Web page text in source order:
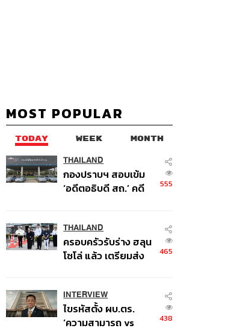
MOST POPULAR
TODAY WEEK MONTH
THAILAND
กองปราบฯ สอบเข้ม
‘อดีตอธิบดี สถ.’ คดี
ป.ป.ช. 12 ส.ค. นี้
555
THAILAND
ครอบครัวรับร่าง ฮลุน
โซโล่ แล้ว เตรียมส่ง
465
INTERVIEW
ไขรหัสตั้ง ผบ.ตร.
‘ความสามารถ vs
438